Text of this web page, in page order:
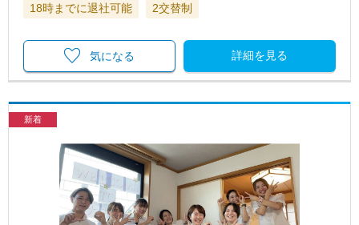
18時までに退社可能
2交替制
詳細を見る
気になる
新着